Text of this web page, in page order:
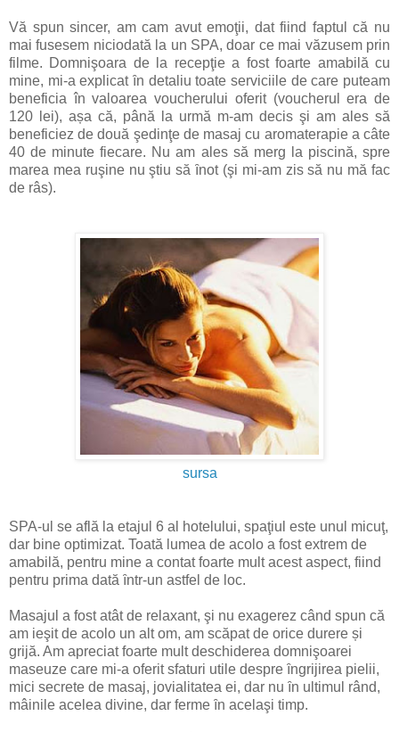
Vă spun sincer, am cam avut emoţii, dat fiind faptul că nu
mai fusesem niciodată la un SPA, doar ce mai văzusem prin
filme. Domnişoara de la recepţie a fost foarte amabilă cu
mine, mi-a explicat ȋn detaliu toate serviciile de care puteam
beneficia în valoarea voucherului oferit (voucherul era de
120 lei), așa că, până la urmă m-am decis şi am ales să
beneficiez de două şedinţe de masaj cu aromaterapie a câte
40 de minute fiecare. Nu am ales să merg la piscină, spre
marea mea ruşine nu ştiu să ȋnot (şi mi-am zis să nu mă fac
de râs).
sursa
SPA-ul se află la etajul 6 al hotelului, spaţiul este unul micuţ,
dar bine optimizat. Toată lumea de acolo a fost extrem de
amabilă, pentru mine a contat foarte mult acest aspect, fiind
pentru prima dată ȋntr-un astfel de loc.
Masajul a fost atât de relaxant, şi nu exagerez când spun că
am ieşit de acolo un alt om, am scăpat de orice durere și
grijă. Am apreciat foarte mult deschiderea domnişoarei
maseuze care mi-a oferit sfaturi utile despre ȋngrijirea pielii,
mici secrete de masaj, jovialitatea ei, dar nu ȋn ultimul rând,
mâinile acelea divine, dar ferme ȋn acelaşi timp.